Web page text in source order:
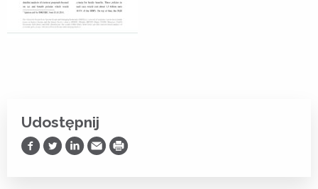
Udostępnij
Udostępnij na Facebooku
Udostępnij na Twitterze
Udostępnij na LinkedIn
Prześlij Emailem
Drukuj